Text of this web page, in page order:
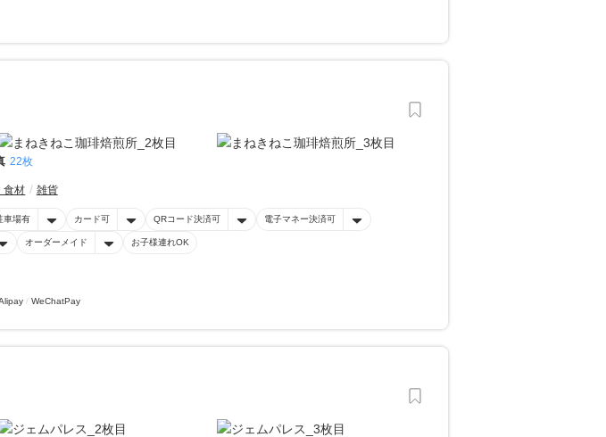
22枚
食材 雑貨
車場有 カード可 QRコード決済可 電子マネー決済可
オーダーメイド お子様連れOK
WeChatPay